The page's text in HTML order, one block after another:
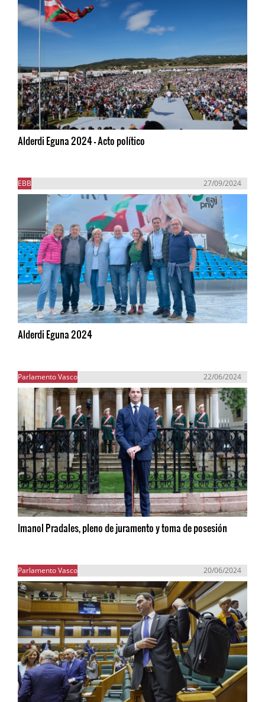
Alderdi Eguna 2024 - Acto político
EBB 27/09/2024
Alderdi Eguna 2024
Parlamento Vasco 22/06/2024
Imanol Pradales, pleno de juramento y toma de posesión
Parlamento Vasco 20/06/2024